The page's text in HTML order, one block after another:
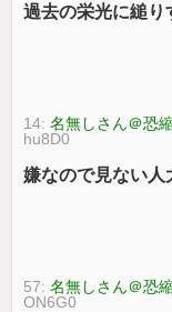
過去の栄光に縋り
14:名無しさん＠恐
hu8D0
嫌なので見ない人
57:名無しさん＠恐
ON6G0